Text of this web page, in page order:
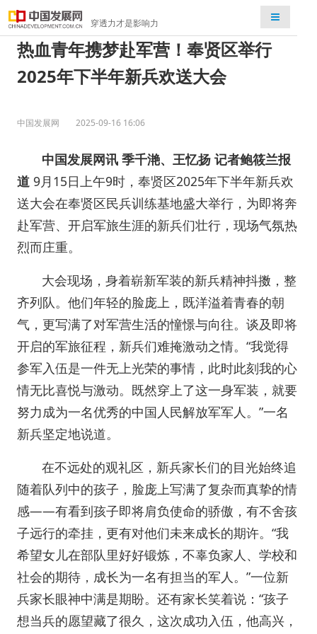
穿透力才是影响力
检索
热血青年携梦赴军营！奉贤区举行
2025年下半年新兵欢送大会
中国发展网 2025-09-16 16:06
中国发展网讯 季千滟、王忆扬 记者鲍筱兰报
道 9月15日上午9时，奉贤区2025年下半年新兵欢
送大会在奉贤区民兵训练基地盛大举行，为即将奔
赴军营、开启军旅生涯的新兵们壮行，现场气氛热
烈而庄重。
大会现场，身着崭新军装的新兵精神抖擞，整
齐列队。他们年轻的脸庞上，既洋溢着青春的朝
气，更写满了对军营生活的憧憬与向往。谈及即将
开启的军旅征程，新兵们难掩激动之情。“我觉得
参军入伍是一件无上光荣的事情，此时此刻我的心
情无比喜悦与激动。既然穿上了这一身军装，就要
努力成为一名优秀的中国人民解放军军人。”一名
新兵坚定地说道。
在不远处的观礼区，新兵家长们的目光始终追
随着队列中的孩子，脸庞上写满了复杂而真挚的情
感——有看到孩子即将肩负使命的骄傲，有不舍孩
子远行的牵挂，更有对他们未来成长的期许。“我
希望女儿在部队里好好锻炼，不辜负家人、学校和
社会的期待，成长为一名有担当的军人。”一位新
兵家长眼神中满是期盼。还有家长笑着说：“孩子
想当兵的愿望藏了很久，这次成功入伍，他高兴，